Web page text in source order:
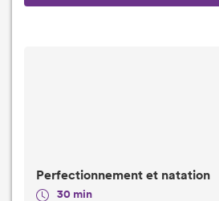
Perfectionnement et natation
30 min